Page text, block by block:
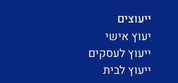
ייעוצים
יעוץ אישי
ייעוץ לעסקים
ייעוץ לבית